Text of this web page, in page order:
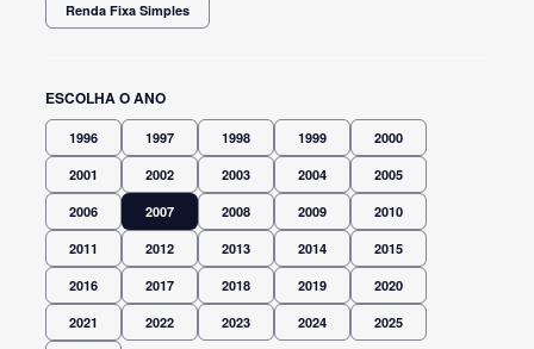
Renda Fixa Simples
ESCOLHA O ANO
1996 1997 1998 1999 2000
2001 2002 2003 2004 2005
2006 2007 2008 2009 2010
2011 2012 2013 2014 2015
2016 2017 2018 2019 2020
2021 2022 2023 2024 2025